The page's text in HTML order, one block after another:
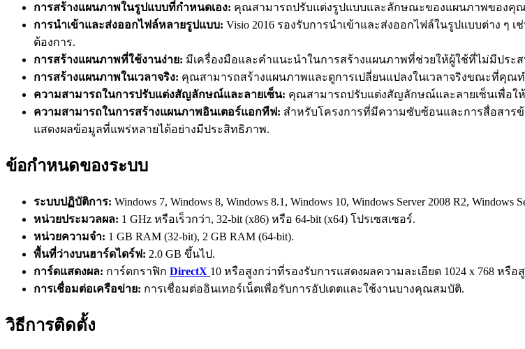
การสร้างแผนภาพในรูปแบบที่กำหนดเอง: คุณสามารถปรับแต่งรูปแบบและลักษณะของแผนภาพของคุ
การนำเข้าและส่งออกไฟล์หลายรูปแบบ: Visio 2016 รองรับการนำเข้าและส่งออกไฟล์ในรูปแบบต่าง ๆ
ต้องการ.
การสร้างแผนภาพที่ใช้งานง่าย: มีเครื่องมือและคำแนะนำในการสร้างแผนภาพที่ช่วยให้ผู้ใช้ที่ไม่มีประส
การสร้างแผนภาพในเวลาจริง: คุณสามารถสร้างแผนภาพและดูการเปลี่ยนแปลงในเวลาจริงขณะที่คุณ
ความสามารถในการปรับแต่งสัญลักษณ์และลายเซ็น: คุณสามารถปรับแต่งสัญลักษณ์และลายเซ็นเพื่อ
ความสามารถในการสร้างแผนภาพอินเตอร์แอกทีฟ: สำหรับโครงการที่มีความซับซ้อนและการสื่อสาร
แสดงผลข้อมูลที่แพร่หลายได้อย่างมีประสิทธิภาพ.
ข้อกำหนดของระบบ
ระบบปฏิบัติการ: Windows 7, Windows 8, Windows 8.1, Windows 10, Windows Server 2008 R2, Windows
หน่วยประมวลผล: 1 GHz หรือเร็วกว่า, 32-bit (x86) หรือ 64-bit (x64) โปรเซสเซอร์.
หน่วยความจำ: 1 GB RAM (32-bit), 2 GB RAM (64-bit).
พื้นที่ว่างบนฮาร์ดไดร์ฟ: 2.0 GB ขึ้นไป.
การ์ดแสดงผล: การ์ดกราฟิก DirectX 10 หรือสูงกว่าที่รองรับการแสดงผลความละเอียด 1024 x 768 หรือ
การเชื่อมต่อเครือข่าย: การเชื่อมต่ออินเทอร์เน็ตเพื่อรับการอัปเดตและใช้งานบางคุณสมบัติ.
วิธีการติดตั้ง